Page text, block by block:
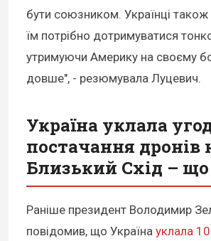
бути союзником. Українці
їм потрібно дотримуватися
утримуючи Америку на своєму
довше", - резюмувала Луцевич.
Україна уклала
постачання дронів
Близький Схід – що
Раніше президент Володимир
повідомив, що Україна уклала